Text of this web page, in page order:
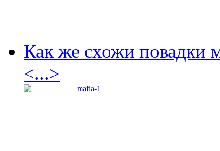
Как же схожи повадки
<...>